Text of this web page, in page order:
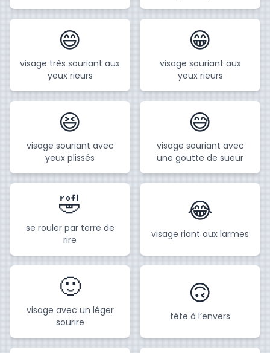
😄
visage très souriant aux
yeux rieurs
😁
visage souriant aux
yeux rieurs
😆
visage souriant avec
yeux plissés
😅
visage souriant avec
une goutte de sueur
🤣
se rouler par terre de
rire
😂
visage riant aux larmes
🙂
visage avec un léger
sourire
🙃
tête à l’envers